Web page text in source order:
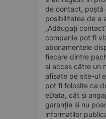
de contact, poștă
posibilitatea de a
„Adăugați
companie pot fi
abonamentele
fiecare dintre
și acces către un
afișate pe site-ul
pot fi folosite ca
eData, cât și
garanție și nu
informaților